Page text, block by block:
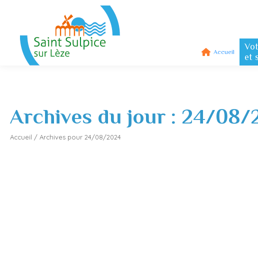
Accueil
et
Archives du jour : 24/08/
Accueil / Archives pour 24/08/2024